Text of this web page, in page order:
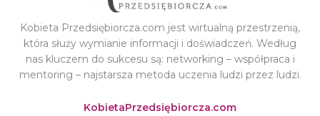
Kobieta Przedsiębiorcza.com jest wirtualną przestrzenią,
która służy wymianie informacji i doświadczeń. Według
nas kluczem do sukcesu są: networking – współpraca i
mentoring – najstarsza metoda uczenia ludzi przez ludzi.
KobietaPrzedsiębiorcza.com